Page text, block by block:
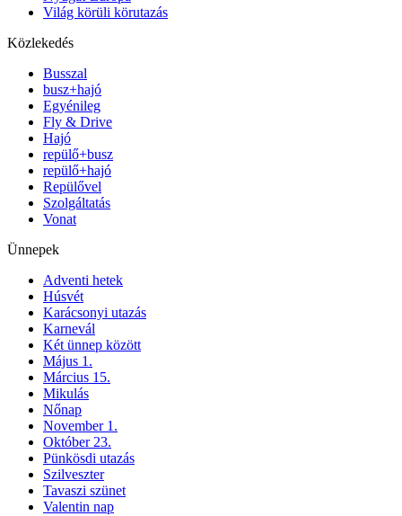
Világ körüli körutazás
Közlekedés
Busszal
busz+hajó
Egyénileg
Fly & Drive
Hajó
repülő+busz
repülő+hajó
Repülővel
Szolgáltatás
Vonat
Ünnepek
Adventi hetek
Húsvét
Karácsonyi utazás
Karnevál
Két ünnep között
Május 1.
Március 15.
Mikulás
Nőnap
November 1.
Október 23.
Pünkösdi utazás
Szilveszter
Tavaszi szünet
Valentin nap